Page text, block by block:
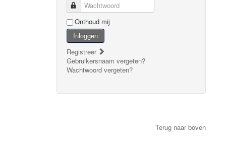
Wachtwoord
Onthoud mij
Inloggen
Registreer
Gebruikersnaam vergeten?
Wachtwoord vergeten?
Terug naar boven